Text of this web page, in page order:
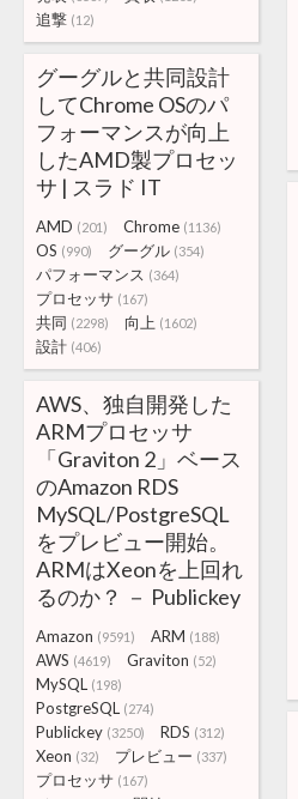
追撃 (12)
グーグルと共同設計
してChrome OSのパ
フォーマンスが向上
したAMD製プロセッ
サ | スラド IT
AMD (201) Chrome (1136)
OS (990) グーグル (354)
パフォーマンス (364)
プロセッサ (167)
共同 (2298) 向上 (1602)
設計 (406)
AWS、独自開発した
ARMプロセッサ
「Graviton 2」ベース
のAmazon RDS
MySQL/PostgreSQL
をプレビュー開始。
ARMはXeonを上回れ
るのか？ － Publickey
Amazon (9591) ARM (188)
AWS (4619) Graviton (52)
MySQL (198)
PostgreSQL (274)
Publickey (3250) RDS (312)
Xeon (32) プレビュー (337)
プロセッサ (167)